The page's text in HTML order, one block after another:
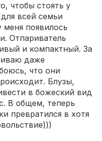
чтобы стоять у
всей семьи
появилось
Отпариватель
и компактный. За
даже
что они
Блузы,
в божеский вид
В общем, теперь
превратился в хотя